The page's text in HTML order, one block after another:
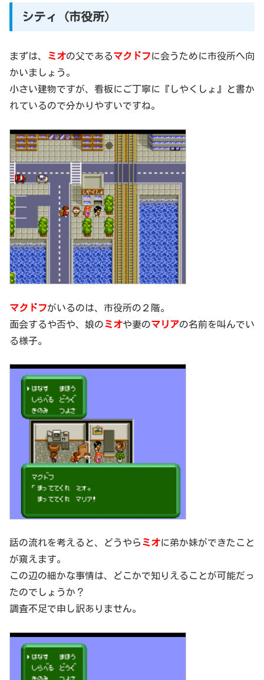
シティ（市役所）
まずは、 ミオの父であるマクドフに会うために市役所へ向
かいましょう。
小さい建物ですが、看板にご丁寧に『しやくしょ』と書か
れているので分かりやすいですね。
マクドフがいるのは、市役所の２階。
面会するや否や、娘のミオや妻のマリアの名前を叫んでい
る様子。
話の流れを考えると、どうやら ミオに弟か妹ができたこと
が窺えます。
この辺の細かな事情は、どこかで知りえることが可能だっ
たのでしょうか？
調査不足で申し訳ありません。